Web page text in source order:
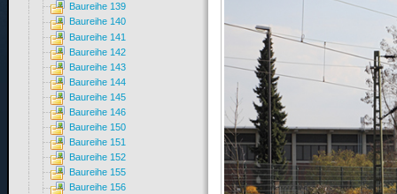
Baureihe 139
Baureihe 140
Baureihe 141
Baureihe 142
Baureihe 143
Baureihe 144
Baureihe 145
Baureihe 146
Baureihe 150
Baureihe 151
Baureihe 152
Baureihe 155
Baureihe 156